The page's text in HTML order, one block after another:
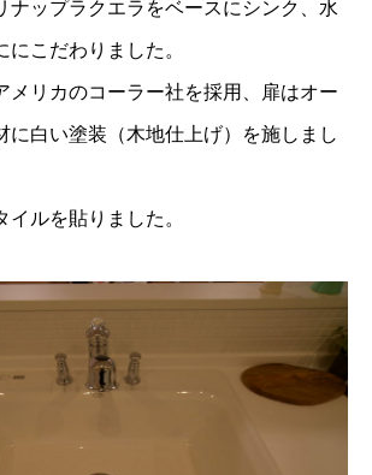
ナップラクエラをベースにシンク、水
こだわりました。
メリカのコーラー社を採用、扉はオー
に白い塗装（木地仕上げ）を施しまし
ルを貼りました。